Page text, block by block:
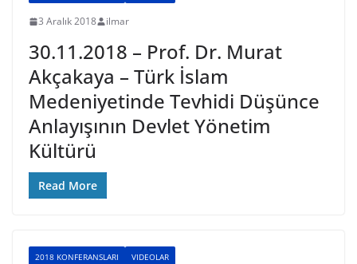
3 Aralık 2018 ilmar
30.11.2018 – Prof. Dr. Murat
Akçakaya – Türk İslam
Medeniyetinde Tevhidi Düşünce
Anlayışının Devlet Yönetim
Kültürü
Read More
2018 KONFERANSLARI VIDEOLAR